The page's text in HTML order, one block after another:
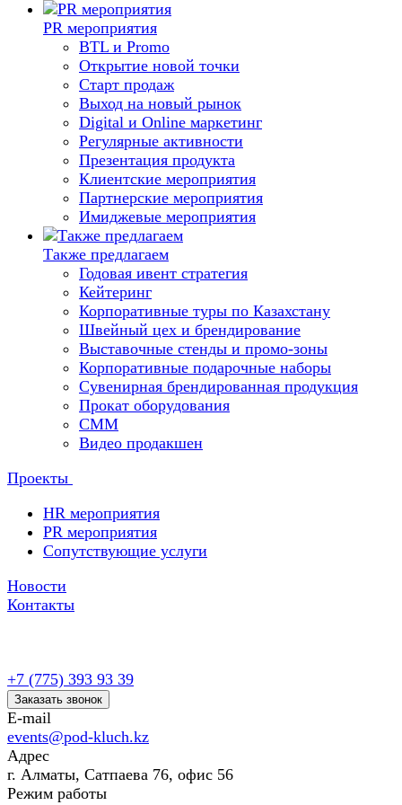
PR мероприятия
BTL и Promo
Открытие новой точки
Старт продаж
Выход на новый рынок
Digital и Online маркетинг
Регулярные активности
Презентация продукта
Клиентские мероприятия
Партнерские мероприятия
Имиджевые мероприятия
Также предлагаем
Годовая ивент стратегия
Кейтеринг
Корпоративные туры по Казахстану
Швейный цех и брендирование
Выставочные стенды и промо-зоны
Корпоративные подарочные наборы
Сувенирная брендированная продукция
Прокат оборудования
СММ
Видео продакшен
Проекты
HR мероприятия
PR мероприятия
Сопутствующие услуги
Новости
Контакты
+7 (775) 393 93 39
Заказать звонок
E-mail
events@pod-kluch.kz
Адрес
г. Алматы, Сатпаева 76, офис 56
Режим работы